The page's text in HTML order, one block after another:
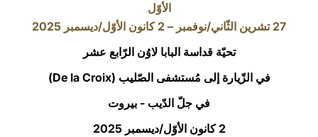
LATINE
الأوّل
27 تشرين الثّاني/نوفمبر – 2 كانون الأوّل/ديسمبر 2025
تحيّة قداسة البابا لاوُن الرّابع عشر
في الزّيارة إلى مُستشفى الصّليب (De la Croix)
في جلّ الدّيب - بيروت
2 كانون الأوّل/ديسمبر 2025